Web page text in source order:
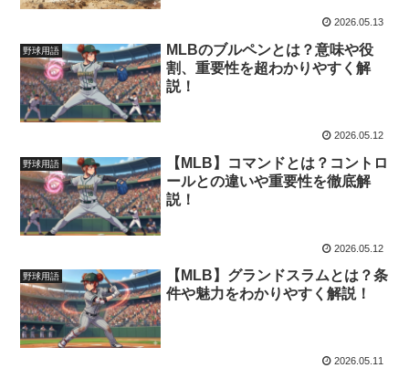
2026.05.13
野球用語
MLBのブルペンとは？意味や役
割、重要性を超わかりやすく解
説！
2026.05.12
野球用語
【MLB】コマンドとは？コントロ
ールとの違いや重要性を徹底解
説！
2026.05.12
野球用語
【MLB】グランドスラムとは？条
件や魅力をわかりやすく解説！
2026.05.11